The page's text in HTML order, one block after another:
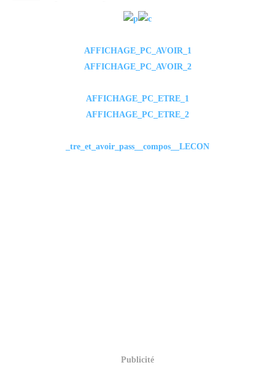
AFFICHAGE_PC_AVOIR_1
AFFICHAGE_PC_AVOIR_2
AFFICHAGE_PC_ETRE_1
AFFICHAGE_PC_ETRE_2
_tre_et_avoir_pass__compos__LECON
Publicité